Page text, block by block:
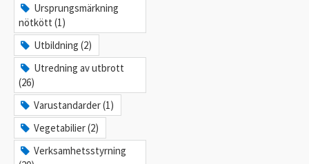
Ursprungsmärkning
nötkött (1)
Utbildning (2)
Utredning av utbrott
(26)
Varustandarder (1)
Vegetabilier (2)
Verksamhetsstyrning